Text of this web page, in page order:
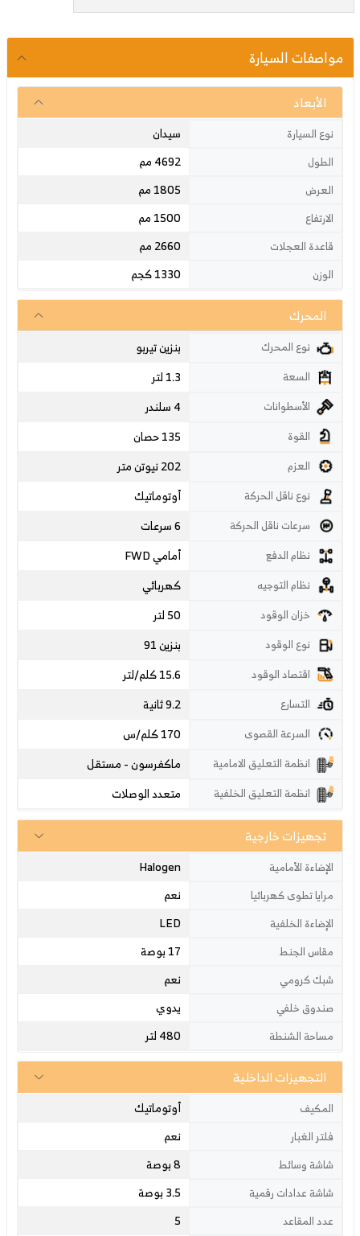
مواصفات السيارة
الأبعاد
نوع السيارة سيدان
الطول 4692 مم
العرض 1805 مم
الارتفاع 1500 مم
قاعدة العجلات 2660 مم
الوزن 1330 كجم
المحرك
نوع المحرك بنزين تيربو
السعة 1.3 لتر
الأسطوانات 4 سلندر
القوة 135 حصان
العزم 202 نيوتن متر
نوع ناقل الحركة أوتوماتيك
سرعات ناقل الحركة 6 سرعات
نظام الدفع أمامي FWD
نظام التوجيه كهربائي
خزان الوقود 50 لتر
نوع الوقود بنزين 91
اقتصاد الوقود 15.6 كلم/لتر
التسارع 9.2 ثانية
السرعة القصوى 170كلم/س
انظمة التعليق الامامية ماكفرسون - مستقل
انظمة التعليق الخلفية متعدد الوصلات
تجهيزات خارجية
الإضاءة الأمامية Halogen
مرايا تطوى كهربائيا نعم
الإضاءة الخلفية LED
مقاس الجنط 17 بوصة
شبك كرومي نعم
صندوق خلفي يدوي
مساحة الشنطة 480 لتر
التجهيزات الداخلية
المكيف أوتوماتيك
فلتر الغبار نعم
شاشة وسائط 8 بوصة
شاشة عدادات رقمية 3.5 بوصة
عدد المقاعد 5